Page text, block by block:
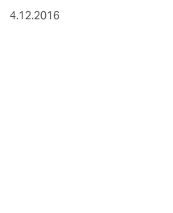
verlag
4.12.2016